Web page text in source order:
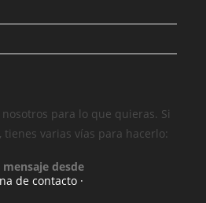
para lo que quieras. Si
varias vías para hacerlo:
desde
de contacto ·